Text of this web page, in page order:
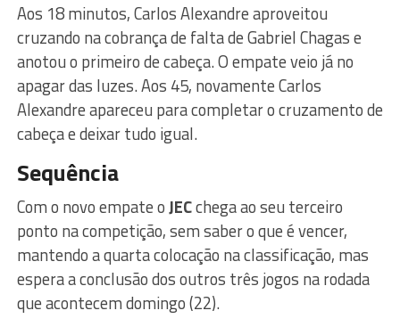
Aos 18 minutos, Carlos Alexandre aproveitou
cruzando na cobrança de falta de Gabriel Chagas e
anotou o primeiro de cabeça. O empate veio já no
apagar das luzes. Aos 45, novamente Carlos
Alexandre apareceu para completar o cruzamento de
cabeça e deixar tudo igual.
Sequência
Com o novo empate oJECchega ao seu terceiro
ponto na competição, sem saber o que é vencer,
mantendo a quarta colocação na classificação, mas
espera a conclusão dos outros três jogos na rodada
que acontecem domingo (22).